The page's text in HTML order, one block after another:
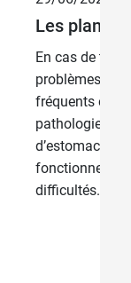
Les
En cas de
problèmes liés
fréquents et
pathologies
d’estomac et
difficultés...